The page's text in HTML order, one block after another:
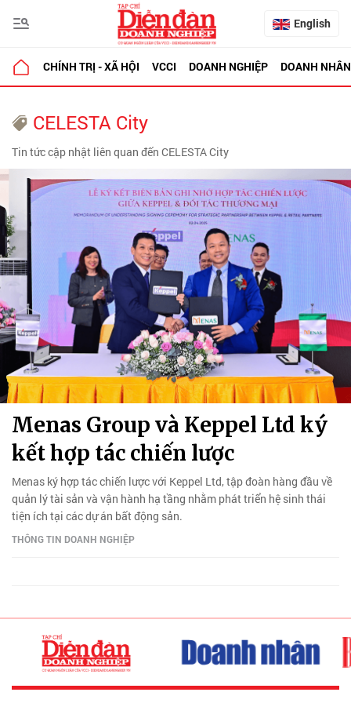
English
CHÍNH TRỊ - XÃ HỘI VCCI DOANH NGHIỆP DOANH NHÂN
CELESTA City
Tin tức cập nhật liên quan đến CELESTA City
Menas Group và Keppel Ltd ký
kết hợp tác chiến lược
Menas ký hợp tác chiến lược với Keppel Ltd, tập đoàn hàng đầu về
quản lý tài sản và vận hành hạ tầng nhằm phát triển hệ sinh thái
tiện ích tại các dự án bất động sản.
THÔNG TIN DOANH NGHIỆP